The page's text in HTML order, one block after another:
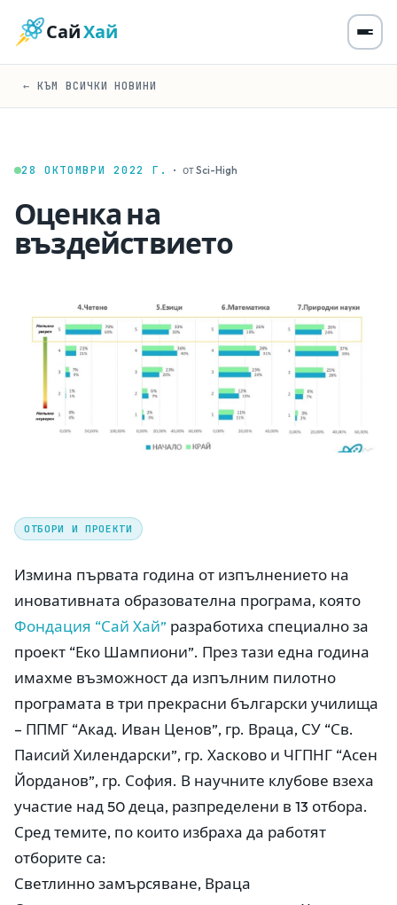
СайХай
← КЪМ ВСИЧКИ НОВИНИ
28 ОКТОМВРИ 2022 Г. · от Sci-High
Оценка на
въздействието
ОТБОРИ И ПРОЕКТИ
Измина първата година от изпълнението на
иновативната образователна програма, която
Фондация “Сай Хай” разработиха специално за
проект “Еко Шампиони”. През тази една година
имахме възможност да изпълним пилотно
програмата в три прекрасни български училища
– ППМГ “Акад. Иван Ценов”, гр. Враца, СУ “Св.
Паисий Хилендарски”, гр. Хасково и ЧГПНГ “Асен
Йорданов”, гр. София. В научните клубове взеха
участие над 50 деца, разпределени в 13 отбора.
Сред темите, по които избраха да работят
отборите са:
Светлинно замърсяване, Враца